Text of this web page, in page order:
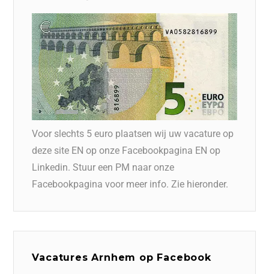
Voor slechts 5 euro plaatsen wij uw vacature op
deze site EN op onze Facebookpagina EN op
Linkedin. Stuur een PM naar onze
Facebookpagina voor meer info. Zie hieronder.
Vacatures Arnhem op Facebook